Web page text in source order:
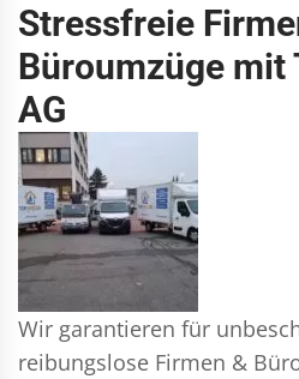
Stressfreie
Büroumzüge mit
AG
Wir garantieren für
reibungslose Firmen &